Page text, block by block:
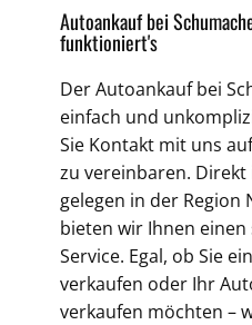
Autoankauf bei
funktioniert's
Der Autoankauf bei
einfach und
Sie Kontakt mit uns
zu vereinbaren. Direkt
gelegen in der Region
bieten wir Ihnen
Service. Egal, ob Sie
verkaufen oder Ihr
verkaufen möchten –